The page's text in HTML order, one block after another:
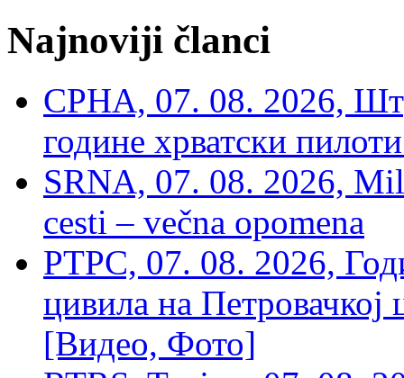
Najnoviji članci
СРНА, 07. 08. 2026,
године хрватски
SRNA, 07. 08. 2026,
cesti – večna opomena
РТРС, 07. 08. 2026,
цивила на Петровачкој
[Видео, Фото]